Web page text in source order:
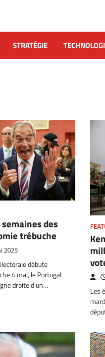
STRATÉGIE
des
trébuche
2025
débute
4 mai, le Portugal
droite d’un…
Les